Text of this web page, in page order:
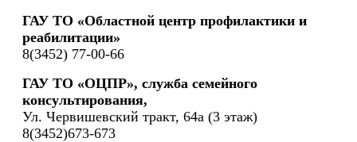
ГАУ ТО «Областной центр профилактики и
реабилитации»
8(3452) 77-00-66
ГАУ ТО «ОЦПР», служба семейного
консультирования,
Ул. Червишевский тракт, 64а (3 этаж)
8(3452)673-673